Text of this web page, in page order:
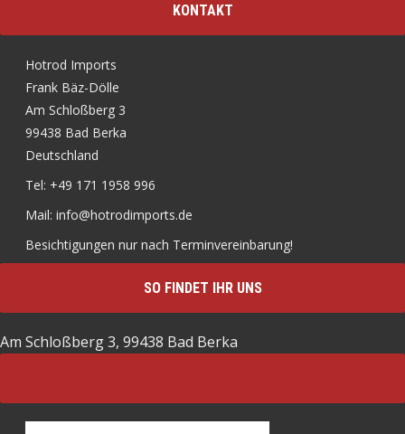
KONTAKT
Hotrod Imports
Frank Bäz-Dölle
Am Schloßberg 3
99438 Bad Berka
Deutschland
Tel: +49 171 1958 996
Mail: info@hotrodimports.de
Besichtigungen nur nach Terminvereinbarung!
SO FINDET IHR UNS
Am Schloßberg 3, 99438 Bad Berka